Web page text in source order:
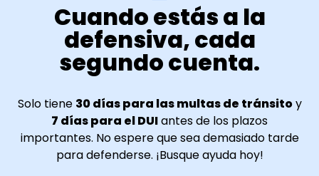
Cuando estás a la
defensiva, cada
segundo cuenta.
Solo tiene 30 días para las multas de tránsitoy
7 días para el DUIantes de los plazos
importantes. No espere que sea demasiado tarde
para defenderse. ¡Busque ayuda hoy!